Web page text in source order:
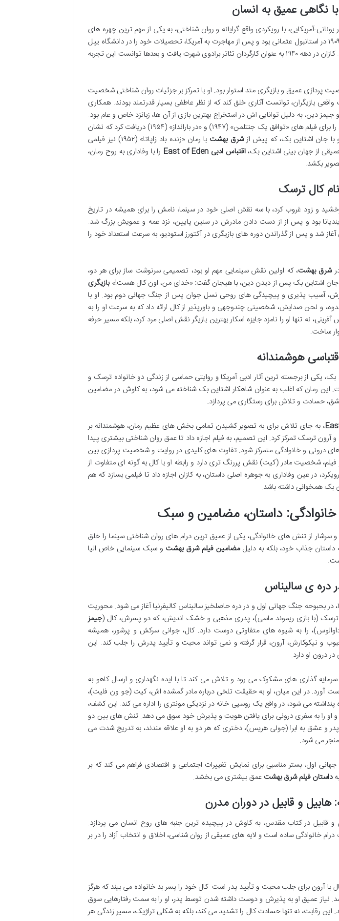
با نگاهی عمیق به انسان
یونانی-آمریکایی، با رویکردی واقع گرایانه و روان شناختی، به یکی از مهم ترین چهره های
سینمای هالیوود تبدیل شد. او متولد ۱۹۰۹ در استانبول عثمانی بود و پس از مهاجرت به آمریکا، تحصیلات خود را در دانشگاه ییل
در رشته نمایش نامه نویسی ادامه داد. کازان در دهه ۱۹۴۰ به عنوان کارگردان تئاتر برادوی شهرت یافت و بعدها توانست این تجربه
پردازی عمیق و بازیگری متد استوار بود. او با تمرکز بر جزئیات روان شناختی شخصیت
بازیگران، توانست آثاری خلق کند که از نظر عاطفی بسیار قدرتمند بودند. همکاری
و جیمز دین، به دلیل توانایی اش در استخراج بهترین بازی از آن ها، زبانزد خاص و عام بود.
کازان دو جایزه اسکار بهترین کارگردانی را برای فیلم های «توافق یک جنتلمن» (۱۹۴۷) و «در بارانداز» (۱۹۵۴) دریافت کرد که نشان
با جان اشتاین بک، که پیش ازشرق بهشت
با رمان «زنده باد زاپاتا» (۱۹۵۲) نیز فیلمی
عمیقی از جهان بینی اشتاین بک،اقتباس ادبی East of Eden
را با وفاداری به روح رمان،
بکشد.
کال ترسک
و زود غروب کرد، با سه نقش اصلی خود در سینما، نامش را برای همیشه در تاریخ
ثبت کرد. او متولد ۱۹۳۱ در ایندیانا بود و پس از از دست دادن مادرش در سنین پایین، نزد عمه و عمویش بزرگ شد.
آغاز شد و پس از گذراندن دوره های بازیگری در آکتورز استودیو، به سرعت استعداد خود را
شرق بهشت، که اولین نقش سینمایی مهم او بود، تصمیمی سرنوشت ساز برای هر دو،
جان اشتاین بک پس از دیدن دین، با هیجان گفت: «خدای من، اون کال هست!»بازیگری
آسیب پذیری و پیچیدگی های روحی نسل جوان پس از جنگ جهانی دوم بود. او با
و لحن صدایش، شخصیتی چندوجهی و باورپذیر از کال ارائه داد که به سرعت او را به
نه تنها او را نامزد جایزه اسکار بهترین بازیگر نقش اصلی مرد کرد، بلکه مسیر حرفه
ساخت.
هوشمندانه
یکی از برجسته ترین آثار ادبی آمریکا و روایتی حماسی از زندگی دو خانواده ترسک و
این رمان که اغلب به عنوان شاهکار اشتاین بک شناخته می شود، به کاوش در مضامین
حسادت و تلاش برای رستگاری می پردازد.
، به جای تلاش برای به تصویر کشیدن تمامی بخش های عظیم رمان، هوشمندانه بر
آرون ترسک تمرکز کرد. این تصمیم، به فیلم اجازه داد تا عمق روان شناختی بیشتری پیدا
درونی و خانوادگی متمرکز شود. تفاوت های کلیدی در روایت و شخصیت پردازی بین
فیلم، شخصیت مادر (کیت) نقش پررنگ تری دارد و رابطه او با کال به گونه ای متفاوت از
در عین وفاداری به جوهره اصلی داستان، به کازان اجازه داد تا فیلمی بسازد که هم
بک همخوانی داشته باشد.
خانوادگی: داستان، مضامین و سبک
سرشار از تنش های خانوادگی، یکی از عمیق ترین درام های روان شناختی سینما را خلق
داستان جذاب خود، بلکه به دلیلمضامین فیلم شرق بهشت و سبک سینمایی خاص الیا
دره ی سالیناس
در سال ۱۹۱۷، در بحبوحه جنگ جهانی اول و در دره حاصلخیز سالیناس کالیفرنیا آغاز می شود. محوریت
ترسک (با بازی ریموند ماسی)، پدری مذهبی و خشک اندیش، که دو پسرش، کال (جیمز
را به شیوه های متفاوتی دوست دارد. کال، جوانی سرکش و پرشور، همیشه
و نیکوکارش، آرون، قرار گرفته و نمی تواند محبت و تأیید پدرش را جلب کند. این
درون او دارد.
گذاری های مشکوک می رود و تلاش می کند تا با ایده نگهداری و ارسال کاهو به
در این میان، او به حقیقت تلخی درباره مادر گمشده اش، کیت (جو ون فلیت)،
می شود، در واقع یک روسپی خانه در نزدیکی مونتری را اداره می کند. این کشف،
و او را به سفری درونی برای یافتن هویت و پذیرش خود سوق می دهد. تنش های بین دو
و عشق به ابرا (جولی هریس)، دختری که هر دو به او علاقه مندند، به تدریج شدت می
منجر می شود.
اول، بستر مناسبی برای نمایش تغییرات اجتماعی و اقتصادی فراهم می کند که بر
داستان فیلم شرق بهشت عمق بیشتری می بخشد.
و قابیل در دوران مدرن
و قابیل در کتاب مقدس، به کاوش در پیچیده ترین جنبه های روح انسان می پردازد.
درام خانوادگی ساده است و لایه های عمیقی از روان شناسی، اخلاق و انتخاب آزاد را در بر
با آرون برای جلب محبت و تأیید پدر است. کال خود را پسر بد خانواده می بیند که هرگز
نیاز عمیق او به پذیرش و دوست داشته شدن توسط پدر، او را به سمت رفتارهایی سوق
رقابت، نه تنها حسادت کال را تشدید می کند، بلکه به شکلی تراژیک، مسیر زندگی هر